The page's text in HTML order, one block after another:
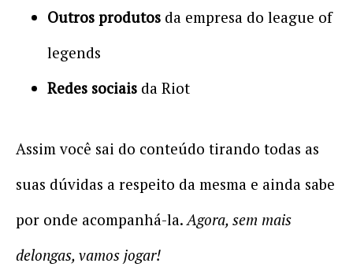
Outros produtos da empresa do league of
legends
Redes sociais da Riot
Assim você sai do conteúdo tirando todas as
suas dúvidas a respeito da mesma e ainda sabe
por onde acompanhá-la.Agora, sem mais
delongas, vamos jogar!